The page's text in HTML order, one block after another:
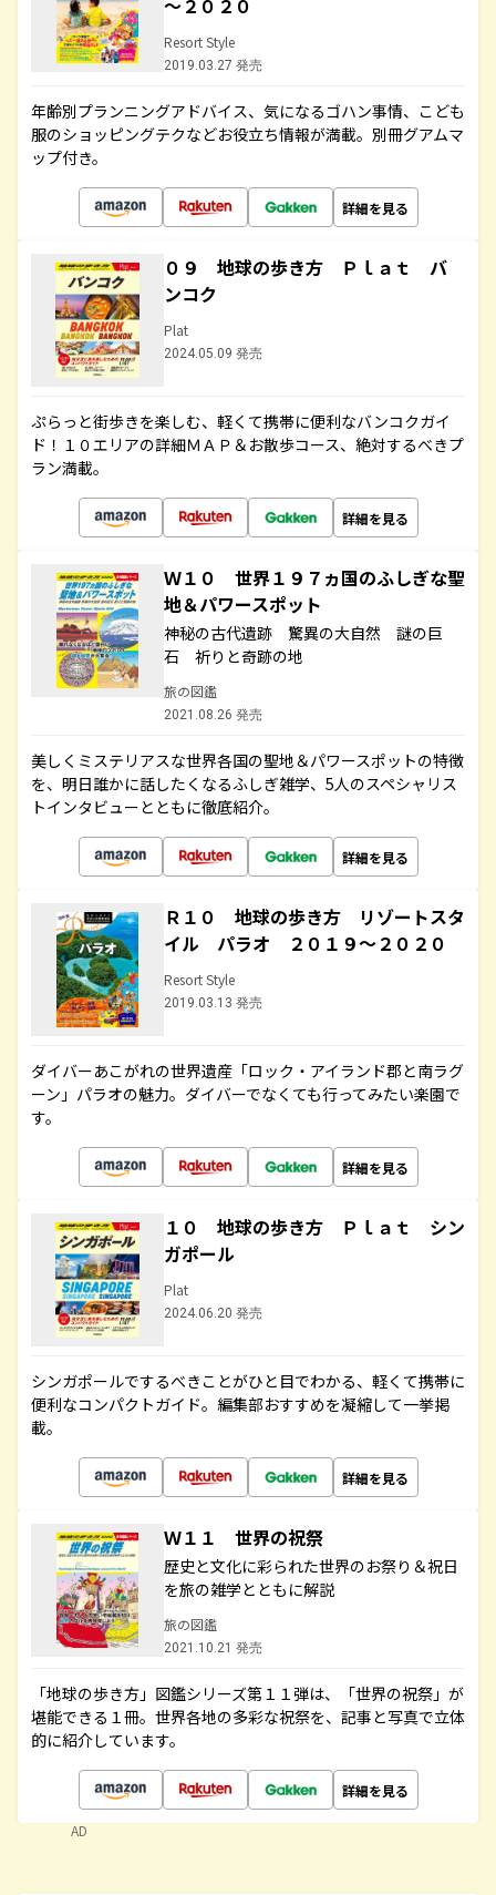
～２０２０
Resort Style
2019.03.27 発売
年齢別プランニングアドバイス、気になるゴハン事情、こども
服のショッピングテクなどお役立ち情報が満載。別冊グアムマ
ップ付き。
詳細を見る
０９ 地球の歩き方 Ｐｌａｔ バ
ンコク
Plat
2024.05.09 発売
ぷらっと街歩きを楽しむ、軽くて携帯に便利なバンコクガイ
ド！１０エリアの詳細ＭＡＰ＆お散歩コース、絶対するべきプ
ラン満載。
詳細を見る
Ｗ１０ 世界１９７ヵ国のふしぎな聖
地＆パワースポット
神秘の古代遺跡 驚異の大自然 謎の巨
石 祈りと奇跡の地
旅の図鑑
2021.08.26 発売
美しくミステリアスな世界各国の聖地＆パワースポットの特徴
を、明日誰かに話したくなるふしぎ雑学、5人のスペシャリス
トインタビューとともに徹底紹介。
詳細を見る
Ｒ１０ 地球の歩き方 リゾートスタ
イル パラオ ２０１９～２０２０
Resort Style
2019.03.13 発売
ダイバーあこがれの世界遺産「ロック・アイランド郡と南ラグ
ーン」パラオの魅力。ダイバーでなくても行ってみたい楽園で
す。
詳細を見る
１０ 地球の歩き方 Ｐｌａｔ シン
ガポール
Plat
2024.06.20 発売
シンガポールでするべきことがひと目でわかる、軽くて携帯に
便利なコンパクトガイド。編集部おすすめを凝縮して一挙掲
載。
詳細を見る
Ｗ１１ 世界の祝祭
歴史と文化に彩られた世界のお祭り＆祝日
を旅の雑学とともに解説
旅の図鑑
2021.10.21 発売
「地球の歩き方」図鑑シリーズ第１１弾は、「世界の祝祭」が
堪能できる１冊。世界各地の多彩な祝祭を、記事と写真で立体
的に紹介しています。
詳細を見る
AD